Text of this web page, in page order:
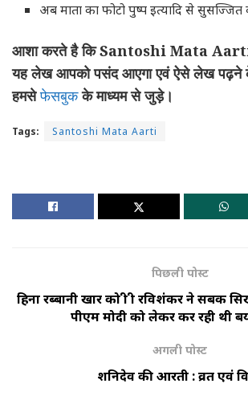
अब माता का फोटो पुष्प इत्यादि से
आशा करते है किSantoshi Mata
यह लेख आपको पसंद आएगा एवं ऐसे लेख पढ़ने
हमसे फेसबुकके माध्यम से जुड़े।
Tags: Santoshi Mata Aarti
पिछली पोस्ट
हिना रब्बानी खार को श्री श्री रविशंकर ने सबक
पीएम मोदी को लेकर कर रही थी
अगली पोस्ट
शनिदेव की आरती : व्रत एवं